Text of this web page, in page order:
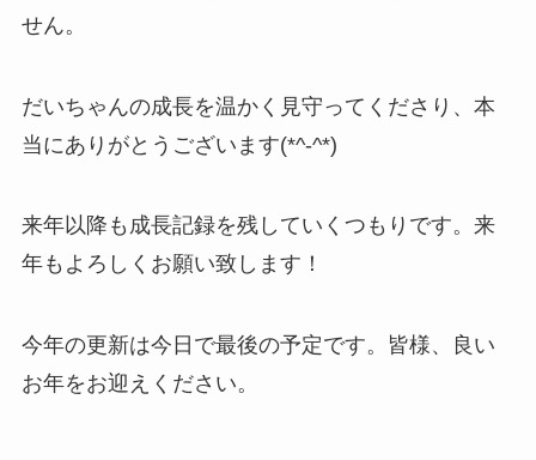
せん。
だいちゃんの成長を温かく見守ってくださり、本
当にありがとうございます(*^-^*)
来年以降も成長記録を残していくつもりです。来
年もよろしくお願い致します！
今年の更新は今日で最後の予定です。皆様、良い
お年をお迎えください。